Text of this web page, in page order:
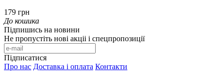
179 грн
До кошика
Підпишись на новини
Не пропустіть нові акціі і спецпропозиції
Підписатися
Про нас Доставка і оплата Контакти